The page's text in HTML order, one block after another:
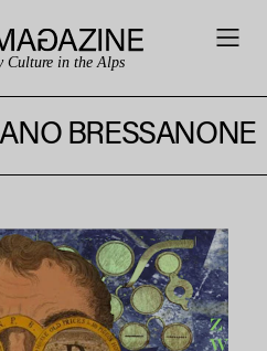
Culture in the Alps
BRESSANONE